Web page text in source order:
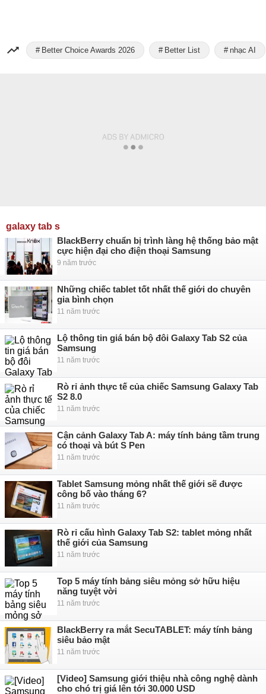
Better Choice Awards 2026 Better List nhạc AI
galaxy tab s
BlackBerry chuẩn bị trình làng hệ thống bảo mật
cực hiện đại cho điện thoại Samsung
9 năm trước
Những chiếc tablet tốt nhất thế giới do chuyên
gia bình chọn
11 năm trước
Lộ thông tin giá bán bộ đôi Galaxy Tab S2 của
Samsung
11 năm trước
Rò rỉ ảnh thực tế của chiếc Samsung Galaxy Tab
S2 8.0
11 năm trước
Cận cảnh Galaxy Tab A: máy tính bảng tầm trung
có thoại và bút S Pen
11 năm trước
Tablet Samsung mỏng nhất thế giới sẽ được
công bố vào tháng 6?
11 năm trước
Rò rỉ cấu hình Galaxy Tab S2: tablet mỏng nhất
thế giới của Samsung
11 năm trước
Top 5 máy tính bảng siêu mỏng sở hữu hiệu
năng tuyệt vời
11 năm trước
BlackBerry ra mắt SecuTABLET: máy tính bảng
siêu bảo mật
11 năm trước
[Video] Samsung giới thiệu nhà công nghệ dành
cho chó trị giá lên tới 30.000 USD